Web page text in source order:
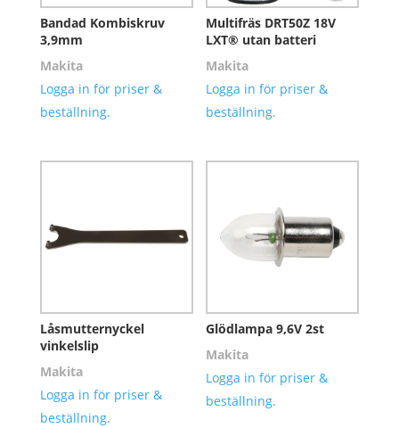
Bandad Kombiskruv
3,9mm
Makita
Logga in för priser &
beställning.
Multifräs DRT50Z 18V
LXT® utan batteri
Makita
Logga in för priser &
beställning.
Låsmutternyckel
vinkelslip
Makita
Logga in för priser &
beställning.
Glödlampa 9,6V 2st
Makita
Logga in för priser &
beställning.